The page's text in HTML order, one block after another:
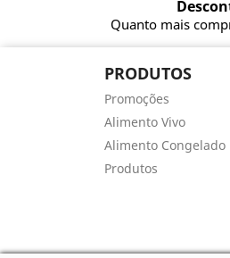
Quanto mais
PRODUTOS
Promoções
Alimento Vivo
Alimento Congelado
Produtos